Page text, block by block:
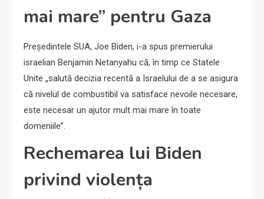
mai mare” pentru Gaza
Președintele SUA, Joe Biden, i-a spus premierului
israelian Benjamin Netanyahu că, în timp ce Statele
Unite „salută decizia recentă a Israelului de a se asigura
că nivelul de combustibil va satisface nevoile necesare,
este necesar un ajutor mult mai mare în toate
domeniile”.
Rechemarea lui Biden
privind violența